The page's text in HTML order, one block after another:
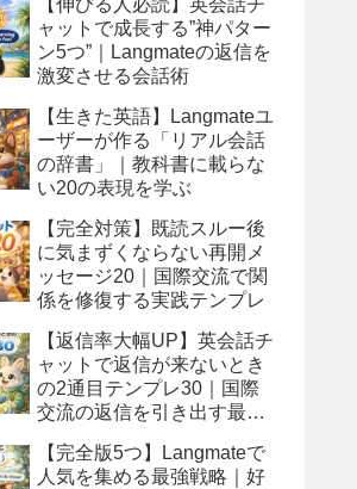
【伸びる人必読】英会話チ
ャットで成長する”神パター
ン5つ”｜Langmateの返信を
激変させる会話術
【生きた英語】Langmateユ
ーザーが作る「リアル会話
の辞書」｜教科書に載らな
い20の表現を学ぶ
【完全対策】既読スルー後
に気まずくならない再開メ
ッセージ20｜国際交流で関
係を修復する実践テンプレ
【返信率大幅UP】英会話チ
ャットで返信が来ないとき
の2通目テンプレ30｜国際
交流の返信を引き出す最強
【完全版5つ】Langmateで
人気を集める最強戦略｜好